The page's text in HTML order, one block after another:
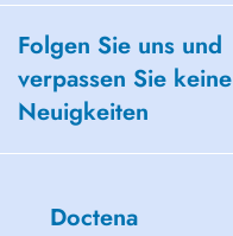
Folgen Sie uns und
verpassen Sie keine
Neuigkeiten
Doctena